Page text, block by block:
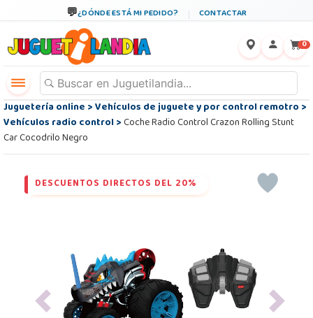
¿DÓNDE ESTÁ MI PEDIDO? CONTACTAR
0
Juguetería online>Vehículos de juguete y por control remotro>
Vehículos radio control>Coche Radio Control Crazon Rolling Stunt
Car Cocodrilo Negro
DESCUENTOS DIRECTOS DEL 20%
Previous Next